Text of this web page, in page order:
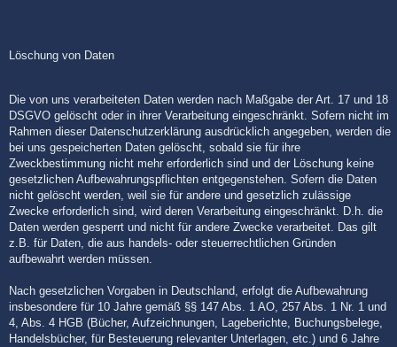
Löschung von Daten
Die von uns verarbeiteten Daten werden nach Maßgabe der Art. 17 und 18
DSGVO gelöscht oder in ihrer Verarbeitung eingeschränkt. Sofern nicht im
Rahmen dieser Datenschutzerklärung ausdrücklich angegeben, werden die
bei uns gespeicherten Daten gelöscht, sobald sie für ihre
Zweckbestimmung nicht mehr erforderlich sind und der Löschung keine
gesetzlichen Aufbewahrungspflichten entgegenstehen. Sofern die Daten
nicht gelöscht werden, weil sie für andere und gesetzlich zulässige
Zwecke erforderlich sind, wird deren Verarbeitung eingeschränkt. D.h. die
Daten werden gesperrt und nicht für andere Zwecke verarbeitet. Das gilt
z.B. für Daten, die aus handels- oder steuerrechtlichen Gründen
aufbewahrt werden müssen.
Nach gesetzlichen Vorgaben in Deutschland, erfolgt die Aufbewahrung
insbesondere für 10 Jahre gemäß §§ 147 Abs. 1 AO, 257 Abs. 1 Nr. 1 und
4, Abs. 4 HGB (Bücher, Aufzeichnungen, Lageberichte, Buchungsbelege,
Handelsbücher, für Besteuerung relevanter Unterlagen, etc.) und 6 Jahre